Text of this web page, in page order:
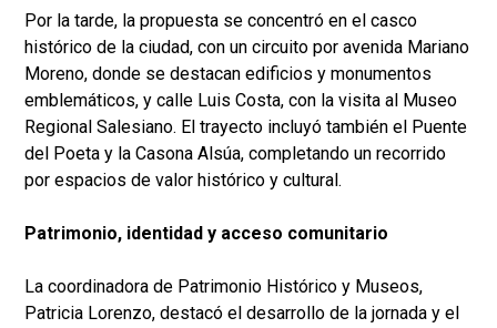
Por la tarde, la propuesta se concentró en el casco
histórico de la ciudad, con un circuito por avenida Mariano
Moreno, donde se destacan edificios y monumentos
emblemáticos, y calle Luis Costa, con la visita al Museo
Regional Salesiano. El trayecto incluyó también el Puente
del Poeta y la Casona Alsúa, completando un recorrido
por espacios de valor histórico y cultural.
Patrimonio, identidad y acceso comunitario
La coordinadora de Patrimonio Histórico y Museos,
Patricia Lorenzo, destacó el desarrollo de la jornada y el